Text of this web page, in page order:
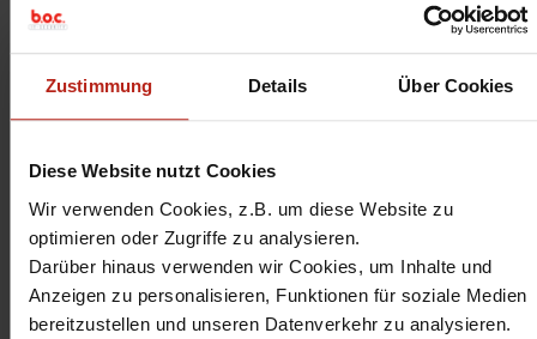
Zustimmung Details Über Cookies
Diese Website nutzt Cookies
Wir verwenden Cookies, z.B. um diese Website zu
optimieren oder Zugriffe zu analysieren.
Darüber hinaus verwenden wir Cookies, um Inhalte und
Anzeigen zu personalisieren, Funktionen für soziale Medien
bereitzustellen und unseren Datenverkehr zu analysieren.
= 879,41 € inkl. MwSt
MEHR ERFAHREN